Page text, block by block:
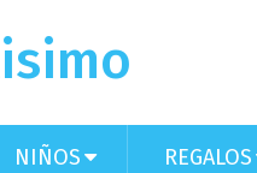
NIÑOS REGALOS